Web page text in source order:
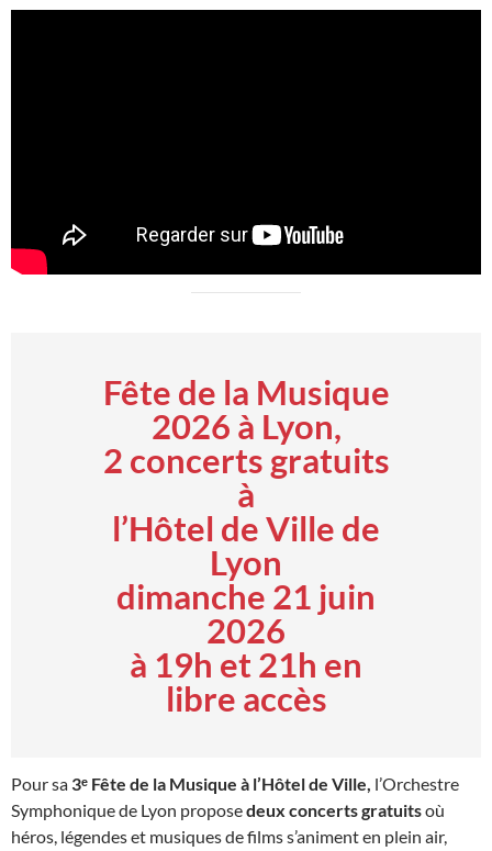
Fête de la Musique
2026 à Lyon,
2 concerts gratuits
à
l’Hôtel de Ville de
Lyon
dimanche 21 juin
2026
à 19h et 21h en
libre accès
Pour sa 3ᵉ Fête de la Musique à l’Hôtel de Ville, l’Orchestre
Symphonique de Lyon proposedeux concerts gratuitsoù
héros, légendes et musiques de films s’animent en plein air,